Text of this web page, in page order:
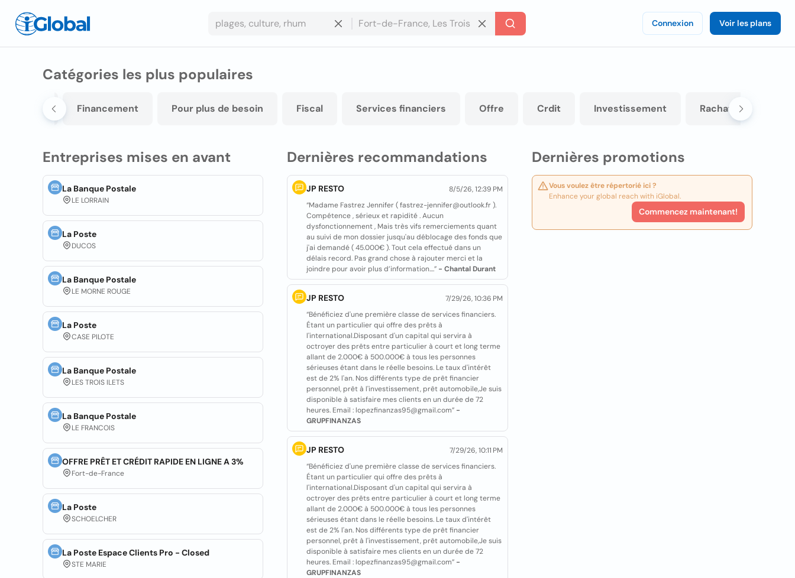
Connexion Voir les plans
Catégories les plus populaires
Financement Pour plus de besoin Fiscal Services financiers Offre Crdit Investissement Rachat de crdit
Entreprises mises en avant
La Banque Postale
LE LORRAIN
La Poste
DUCOS
La Banque Postale
LE MORNE ROUGE
La Poste
CASE PILOTE
La Banque Postale
LES TROIS ILETS
La Banque Postale
LE FRANCOIS
OFFRE PRÊT ET CRÉDIT RAPIDE EN LIGNE A 3%
Fort-de-France
La Poste
SCHOELCHER
La Poste Espace Clients Pro - Closed
STE MARIE
Dernières recommandations
JP RESTO
8/5/26, 12:39 PM
“Madame Fastrez Jennifer ( fastrez-jennifer@outlook.fr ).
Compétence , sérieux et rapidité . Aucun
dysfonctionnement , Mais très vifs remerciements quant
au suivi de mon dossier jusqu'au déblocage des fonds que
j'ai demandé ( 45.000€ ). Tout cela effectué dans un
délais record. Pas grand chose à rajouter merci et la
joindre pour avoir plus d’information....” - Chantal Durant
JP RESTO
7/29/26, 10:36 PM
“Bénéficiez d'une première classe de services financiers.
Étant un particulier qui offre des prêts à
l'international.Disposant d'un capital qui servira à
octroyer des prêts entre particulier à court et long terme
allant de 2.000€ à 500.000€ à tous les personnes
sérieuses étant dans le réelle besoins. Le taux d'intérêt
est de 2% l'an. Nos différents type de prêt financier
personnel, prêt à l'investissement, prêt automobile,Je suis
disponible à satisfaire mes clients en un durée de 72
heures. Email : lopezfinanzas95@gmail.com” -
GRUPFINANZAS
JP RESTO
7/29/26, 10:11 PM
“Bénéficiez d'une première classe de services financiers.
Étant un particulier qui offre des prêts à
l'international.Disposant d'un capital qui servira à
octroyer des prêts entre particulier à court et long terme
allant de 2.000€ à 500.000€ à tous les personnes
sérieuses étant dans le réelle besoins. Le taux d'intérêt
est de 2% l'an. Nos différents type de prêt financier
personnel, prêt à l'investissement, prêt automobile,Je suis
disponible à satisfaire mes clients en un durée de 72
heures. Email : lopezfinanzas95@gmail.com” -
GRUPFINANZAS
Dernières promotions
Vous voulez être répertorié ici ?
Enhance your global reach with iGlobal.
Commencez maintenant!